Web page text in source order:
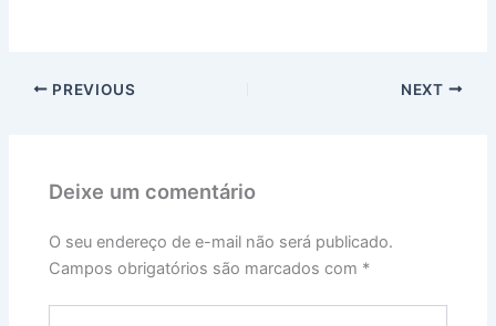
PREVIOUS NEXT
Deixe um comentário
O seu endereço de e-mail não será publicado.
Campos obrigatórios são marcados com *